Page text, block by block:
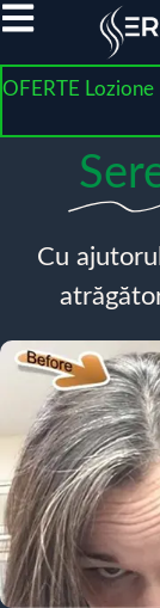
OFERTE Lozione
Cu